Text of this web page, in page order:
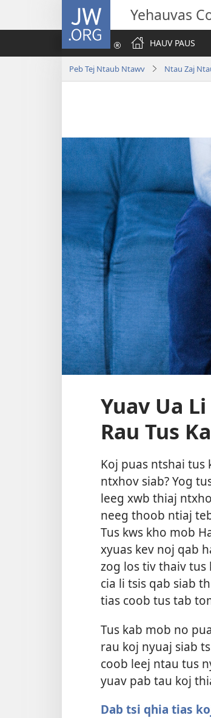
JW.ORG Yehauvas
HAUV PAUS
Peb Tej Ntaub Ntawv Ntau Zaj
Yuav Ua
Rau Tus
Koj puas ntshai tus
ntxhov siab? Yog
leeg xwb thiaj
neeg thoob ntiaj
Tus kws kho mob
xyuas kev noj qab
zog los tiv thaiv tus
cia li tsis qab siab
tias coob tus tab
Tus kab mob no
rau koj nyuaj siab
coob leej ntau tus
yuav pab tau koj
Dab tsi qhia tias